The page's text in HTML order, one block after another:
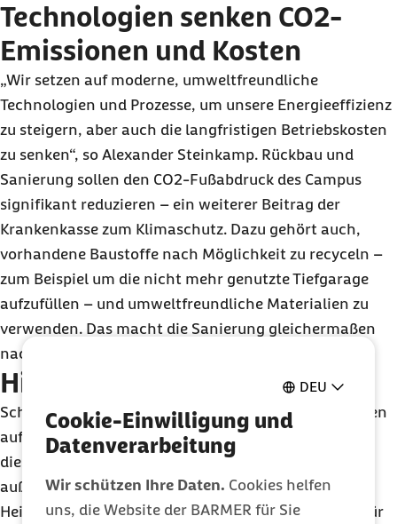
DEU
Cookie-Einwilligung und
Datenverarbeitung
Wir schützen Ihre Daten. Cookies helfen
uns, die Website der BARMER für Sie
Technologien senken CO2-
Emissionen und Kosten
„Wir setzen auf moderne, umweltfreundliche
Technologien und Prozesse, um unsere Energieeffizienz
zu steigern, aber auch die langfristigen Betriebskosten
zu senken“, so Alexander Steinkamp. Rückbau und
Sanierung sollen den CO2-Fußabdruck des Campus
signifikant reduzieren – ein weiterer Beitrag der
Krankenkasse zum Klimaschutz. Dazu gehört auch,
vorhandene Baustoffe nach Möglichkeit zu recyceln –
zum Beispiel um die nicht mehr genutzte Tiefgarage
aufzufüllen – und umweltfreundliche Materialien zu
verwenden. Das macht die Sanierung gleichermaßen
nachhaltiger und spart Ressourcen und Kosten.
Hitzeschutz am Arbeitsplatz
Schon heute hat die Klimakrise massive Auswirkungen
auf die Gesundheit – auch am Arbeitsplatz. Vor allem
die Hitzebelastung nimmt seit Jahren zu. Ein
außenliegender Sonnenschutz und ein effizienteres
Heiz- und Kühlsystem sorgen im sanierten Campus für